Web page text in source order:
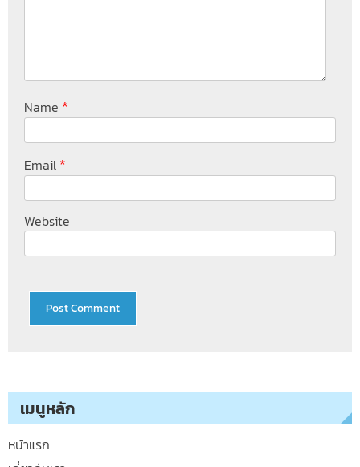
Name *
Email *
Website
เมนูหลัก
หน้าแรก